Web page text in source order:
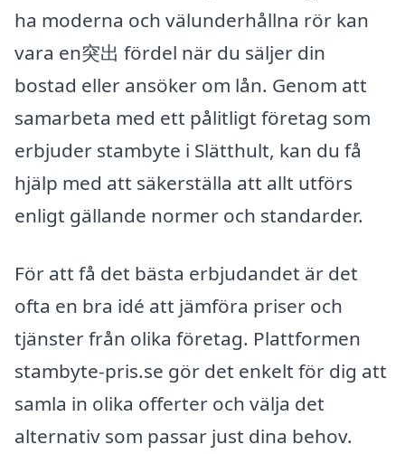
ha moderna och välunderhållna rör kan
vara en突出 fördel när du säljer din
bostad eller ansöker om lån. Genom att
samarbeta med ett pålitligt företag som
erbjuder stambyte i Slätthult, kan du få
hjälp med att säkerställa att allt utförs
enligt gällande normer och standarder.
För att få det bästa erbjudandet är det
ofta en bra idé att jämföra priser och
tjänster från olika företag. Plattformen
stambyte-pris.se gör det enkelt för dig att
samla in olika offerter och välja det
alternativ som passar just dina behov.